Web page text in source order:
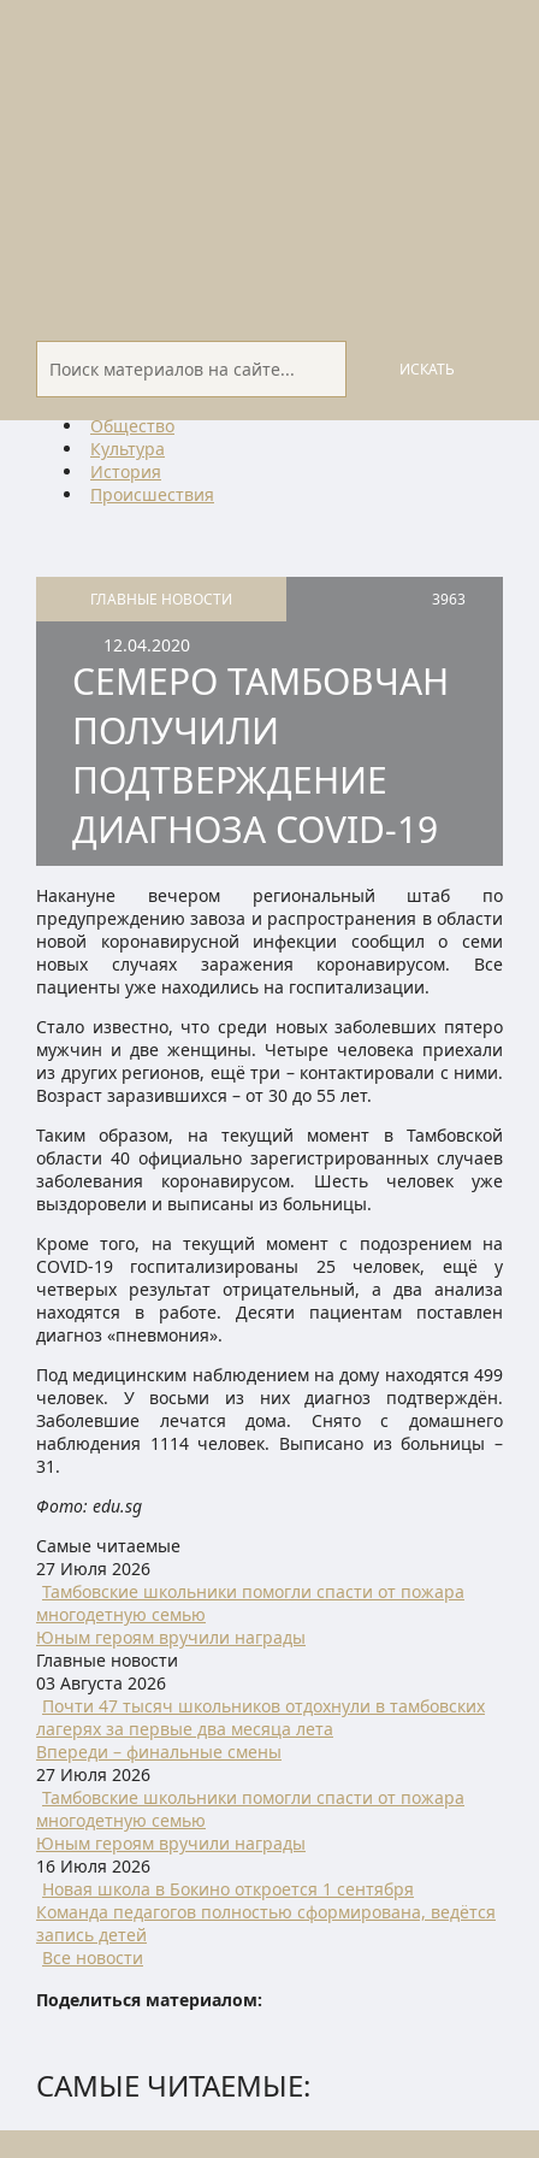
ИСКАТЬ
Общество
Культура
История
Проиcшествия
ГЛАВНЫЕ НОВОСТИ 3963
12.04.2020
СЕМЕРО ТАМБОВЧАН
ПОЛУЧИЛИ
ПОДТВЕРЖДЕНИЕ
ДИАГНОЗА COVID-19
Накануне вечером региональный штаб по
предупреждению завоза и распространения в области
новой коронавирусной инфекции сообщил о семи
новых случаях заражения коронавирусом. Все
пациенты уже находились на госпитализации.
Стало известно, что среди новых заболевших пятеро
мужчин и две женщины. Четыре человека приехали
из других регионов, ещё три – контактировали с ними.
Возраст заразившихся – от 30 до 55 лет.
Таким образом, на текущий момент в Тамбовской
области 40 официально зарегистрированных случаев
заболевания коронавирусом. Шесть человек уже
выздоровели и выписаны из больницы.
Кроме того, на текущий момент с подозрением на
COVID-19 госпитализированы 25 человек, ещё у
четверых результат отрицательный, а два анализа
находятся в работе. Десяти пациентам поставлен
диагноз «пневмония».
Под медицинским наблюдением на дому находятся 499
человек. У восьми из них диагноз подтверждён.
Заболевшие лечатся дома. Снято с домашнего
наблюдения 1114 человек. Выписано из больницы –
31.
Фото: edu.sg
Самые читаемые
27 Июля 2026
Тамбовские школьники помогли спасти от пожара
многодетную семью
Юным героям вручили награды
Главные новости
03 Августа 2026
Почти 47 тысяч школьников отдохнули в тамбовских
лагерях за первые два месяца лета
Впереди – финальные смены
27 Июля 2026
Тамбовские школьники помогли спасти от пожара
многодетную семью
Юным героям вручили награды
16 Июля 2026
Новая школа в Бокино откроется 1 сентября
Команда педагогов полностью сформирована, ведётся
запись детей
Все новости
Поделиться материалом:
САМЫЕ ЧИТАЕМЫЕ: